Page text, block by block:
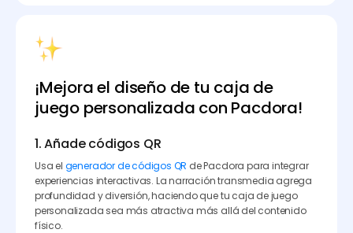
¡Mejora el diseño de tu caja de
juego personalizada con Pacdora!
1. Añade códigos QR
Usa el generador de códigos QR de Pacdora para integrar
experiencias interactivas. La narración transmedia agrega
profundidad y diversión, haciendo que tu caja de juego
personalizada sea más atractiva más allá del contenido
físico.